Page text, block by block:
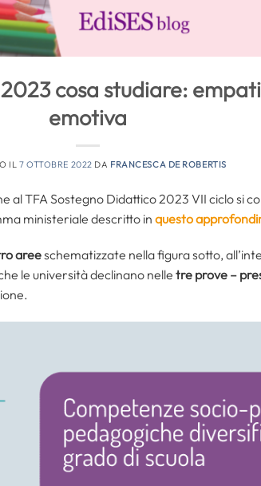
cosa studiare:
emotiva
IL 7 OTTOBRE 2022 DA FRANCESCA DE ROBERTIS
TFA Sostegno Didattico 2023 VII ciclo si
ministeriale descritto in questo
areeschematizzate nella figura sotto,
le università declinano nelle tre prove –